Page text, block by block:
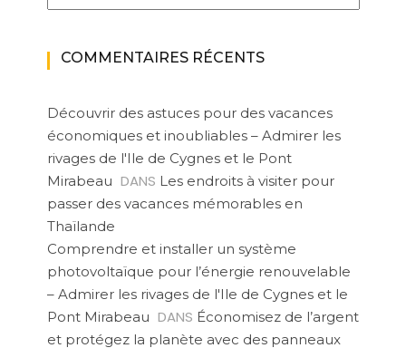
COMMENTAIRES RÉCENTS
Découvrir des astuces pour des vacances
économiques et inoubliables – Admirer les
rivages de l'Ile de Cygnes et le Pont
Mirabeau DANS Les endroits à visiter pour
passer des vacances mémorables en
Thaïlande
Comprendre et installer un système
photovoltaïque pour l’énergie renouvelable
– Admirer les rivages de l'Ile de Cygnes et le
Pont Mirabeau DANS Économisez de l’argent
et protégez la planète avec des panneaux